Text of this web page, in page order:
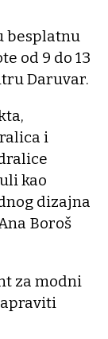
besplatnu
od 9 do 13
Daruvar.
i
kao
dizajna
Boroš
za modni